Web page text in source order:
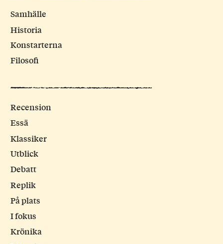
Samhälle
Historia
Konstarterna
Filosofi
Recension
Essä
Klassiker
Utblick
Debatt
Replik
På plats
I fokus
Krönika